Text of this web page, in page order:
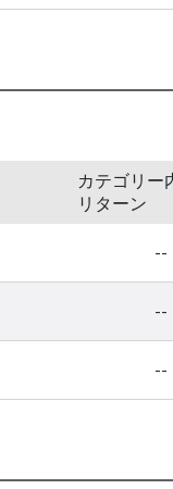
カテゴリー
リターン
--
--
--